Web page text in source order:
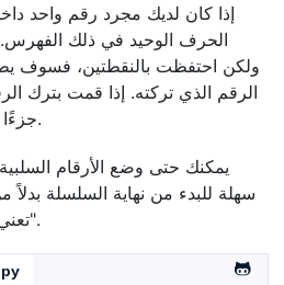
إذا كان لديك مجرد رقم واحد
الحرف الوحيد في ذلك الفهرس.
ولكن احتفظت بالنقطتين، فسوف
الرقم الذي تركته. إذا قمت بترك
جزءًا من الرقم الأول إلى النهاية.
يمكنك حتى وضع الأرقام
تعني "الحرف الثالث من النهاية".